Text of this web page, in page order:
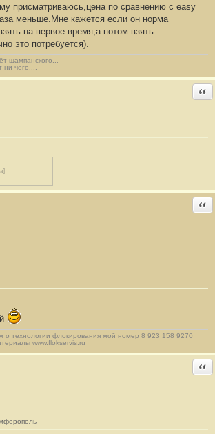
присматриваюсь,цена по сравнению с easy
меньше.Мне кажется если он норма
на первое время,а потом взять
это потребуется).
шампанского...
ни чего....
о технологии флокирования мой номер 8 923 158 9270
www.flokservis.ru